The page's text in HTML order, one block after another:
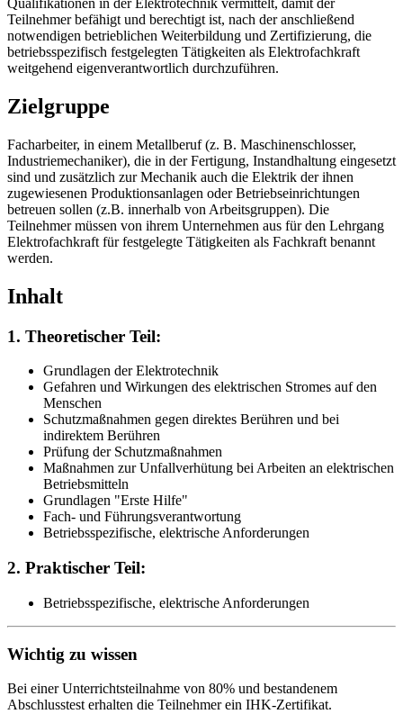
Qualifikationen in der Elektrotechnik vermittelt, damit der
Teilnehmer befähigt und berechtigt ist, nach der anschließend
notwendigen betrieblichen Weiterbildung und Zertifizierung, die
betriebsspezifisch festgelegten Tätigkeiten als Elektrofachkraft
weitgehend eigenverantwortlich durchzuführen.
Zielgruppe
Facharbeiter, in einem Metallberuf (z. B. Maschinenschlosser,
Industriemechaniker), die in der Fertigung, Instandhaltung eingesetzt
sind und zusätzlich zur Mechanik auch die Elektrik der ihnen
zugewiesenen Produktionsanlagen oder Betriebseinrichtungen
betreuen sollen (z.B. innerhalb von Arbeitsgruppen). Die
Teilnehmer müssen von ihrem Unternehmen aus für den Lehrgang
Elektrofachkraft für festgelegte Tätigkeiten als Fachkraft benannt
werden.
Inhalt
1. Theoretischer Teil:
Grundlagen der Elektrotechnik
Gefahren und Wirkungen des elektrischen Stromes auf den
Menschen
Schutzmaßnahmen gegen direktes Berühren und bei
indirektem Berühren
Prüfung der Schutzmaßnahmen
Maßnahmen zur Unfallverhütung bei Arbeiten an elektrischen
Betriebsmitteln
Grundlagen "Erste Hilfe"
Fach- und Führungsverantwortung
Betriebsspezifische, elektrische Anforderungen
2. Praktischer Teil:
Betriebsspezifische, elektrische Anforderungen
Wichtig zu wissen
Bei einer Unterrichtsteilnahme von 80% und bestandenem
Abschlusstest erhalten die Teilnehmer ein IHK-Zertifikat.